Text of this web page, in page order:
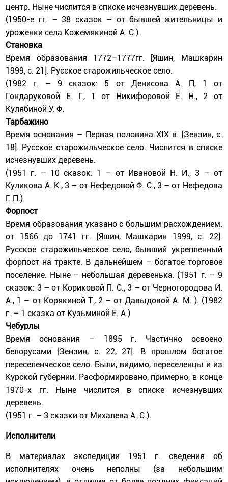
центр. Ныне числится в списке исчезнувших деревень.
(1950-е гг. – 38 сказок – от бывшей жительницы и
уроженки села Кожемякиной А. С.).
Становка
Время образования 1772–1777гг. [Яшин, Машкарин
1999, с. 21]. Русское старожильческое село.
(1982 г. – 9 сказок: 5 от Денисова А. П, 1 от
Гондаруковой Е. Г., 1 от Никифоровой Е. Н., 2 от
Кулябиной У. Ф.
Тарбажино
Время основания – Первая половина XIX в. [Зензин, с.
18]. Русское старожильческое село. Числится в списке
исчезнувших деревень.
(1951 г. – 10 сказок: 1 – от Ивановой Н. И., 3 – от
Куликова А. К., 3 – от Нефедовой Ф. С., 3 – от Нефедова
Г. П.).
Форпост
Время образования указано с большим расхождением:
от 1566 до 1741 гг. [Яшин, Машкарин 1999, с. 22].
Русское старожильческое село, бывший укрепленный
форпост на тракте. В дальнейшем – богатое торговое
поселение. Ныне – небольшая деревенька. (1951 г. – 9
сказок: 3 – от Кориковой П. С., 3 – от Черногородова И.
А., 1 – от Корякиной Т., 2 – от Давыдовой А. М. ). (1982
г. – 1 сказка от Кузьминой Е. А.)
Чебурлы
Время основания – 1895 г. Частично освоено
белорусами [Зензин, с. 22, 27]. В прошлом богатое
переселенческое село. Были, видимо, переселенцы и из
Курской губернии. Расформировано, примерно, в конце
1970-х гг. Ныне числится в списке исчезнувших
деревень.
(1951 г. – 3 сказки от Михалева А. С.).
Исполнители
В материалах экспедиции 1951 г. сведения об
исполнителях очень неполны (за небольшим